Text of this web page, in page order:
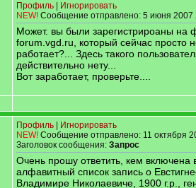
Профиль
Игнорировать
NEW! Сообщение отправлено: 5 июня 2007
Может. вы были зарегистрироаны на
forum.vgd.ru, который сейчас просто
работает?... Здесь такого
действительно нету...
Вот заработает, проверьте....
Профиль
Игнорировать
NEW! Сообщение отправлено: 11 октября
Заголовок сообщения: Запрос
Очень прошу ответить, кем включена
алфавитный список запись о
Владимире Николаевиче, 1900 г.р.,